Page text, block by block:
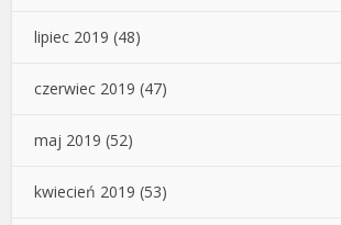
lipiec 2019 (48)
czerwiec 2019 (47)
maj 2019 (52)
kwiecień 2019 (53)